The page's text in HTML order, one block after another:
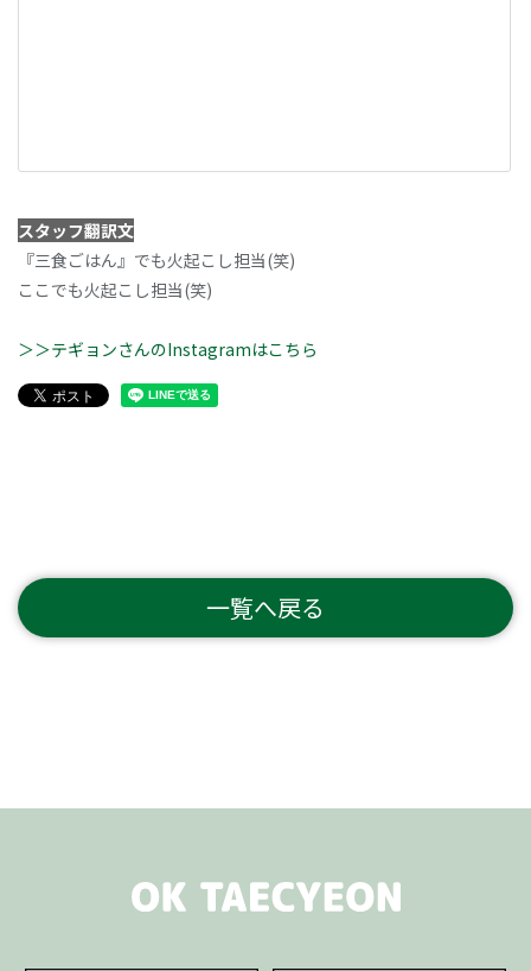
スタッフ翻訳文
『三食ごはん』でも火起こし担当(笑)
ここでも火起こし担当(笑)
＞＞テギョンさんのInstagramはこちら
一覧へ戻る